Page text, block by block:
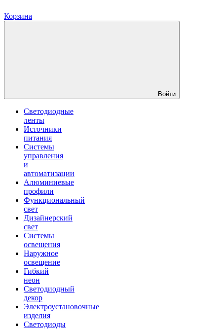
Корзина
Войти
Светодиодные
ленты
Источники
питания
Системы
управления
и
автоматизации
Алюминиевые
профили
Функциональный
свет
Дизайнерский
свет
Системы
освещения
Наружное
освещение
Гибкий
неон
Светодиодный
декор
Электроустановочные
изделия
Светодиоды